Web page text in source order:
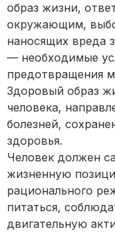
образ жизни,
окружающим,
наносящих вреда
— необходимые
предотвращения
Здоровый образ
человека,
болезней,
здоровья.
Человек должен
жизненную
рационального
питаться,
двигательную